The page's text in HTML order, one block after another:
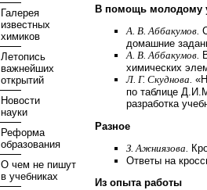
Галерея
известных
химиков
Летопись
важнейших
открытий
Новости
науки
Реформа
образования
О чем не пишут
в учебниках
В помощь молодому
А. В. Аббакумов.
домашние
А. В. Аббакумов.
химических
Л. Г. Скуднова.
по таблице
разработка
Разное
З. Ажниязова.
Ответы на
Из опыта работы